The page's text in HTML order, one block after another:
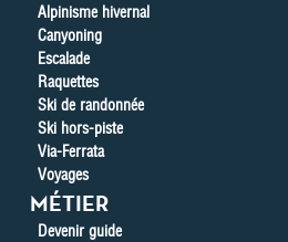
Alpinisme hivernal
Canyoning
Escalade
Raquettes
Ski de randonnée
Ski hors-piste
Via-Ferrata
Voyages
MÉTIER
Devenir guide